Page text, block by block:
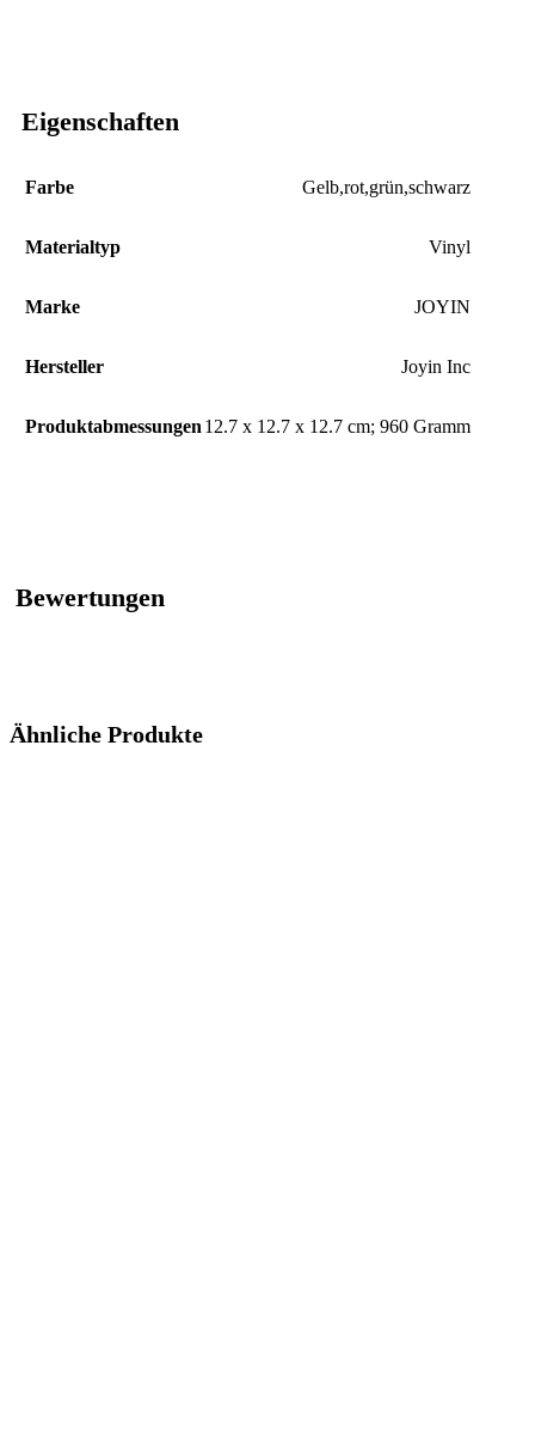
Eigenschaften
Farbe ‎Gelb,rot,grün,schwarz
Materialtyp ‎Vinyl
Marke ‎JOYIN
Hersteller ‎Joyin Inc
Produktabmessungen ‎12.7 x 12.7 x 12.7 cm; 960 Gramm
Bewertungen
Ähnliche Produkte